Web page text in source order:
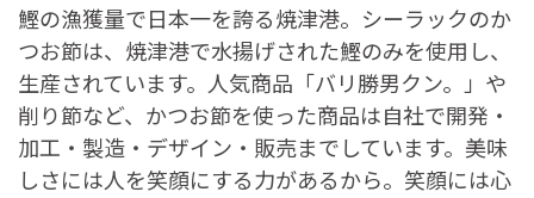
鰹の漁獲量で日本一を誇る焼津港。シーラックのか
つお節は、焼津港で水揚げされた鰹のみを使用し、
生産されています。人気商品「バリ勝男クン。」や
削り節など、かつお節を使った商品は自社で開発・
加工・製造・デザイン・販売までしています。美味
しさには人を笑顔にする力があるから。笑顔には心